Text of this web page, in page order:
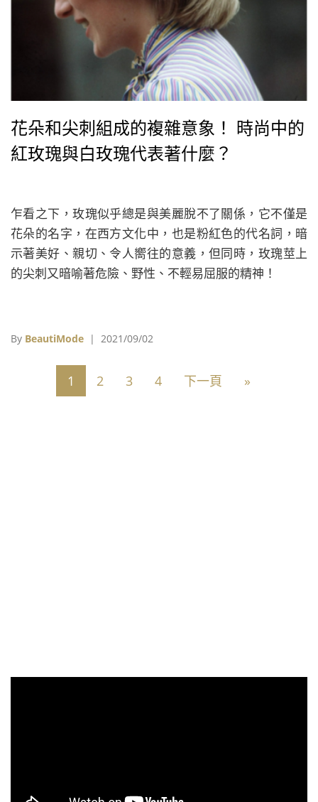
花朵和尖刺組成的複雜意象！ 時尚中的
紅玫瑰與白玫瑰代表著什麼？
乍看之下，玫瑰似乎總是與美麗脫不了關係，它不僅是
花朵的名字，在西方文化中，也是粉紅色的代名詞，暗
示著美好、親切、令人嚮往的意義，但同時，玫瑰莖上
的尖刺又暗喻著危險、野性、不輕易屈服的精神！
By BeautiMode | 2021/09/02
1 2 3 4 下一頁 »